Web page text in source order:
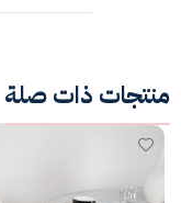
منتجات ذات صلة